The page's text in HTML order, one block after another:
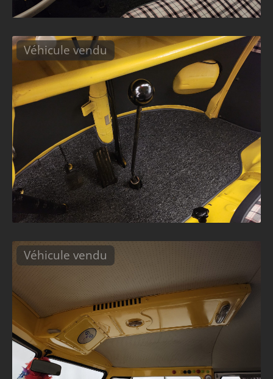
Véhicule vendu
Véhicule vendu